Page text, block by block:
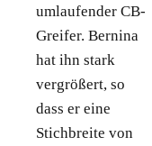
umlaufender CB-
Greifer. Bernina
hat ihn stark
vergrößert, so
dass er eine
Stichbreite von